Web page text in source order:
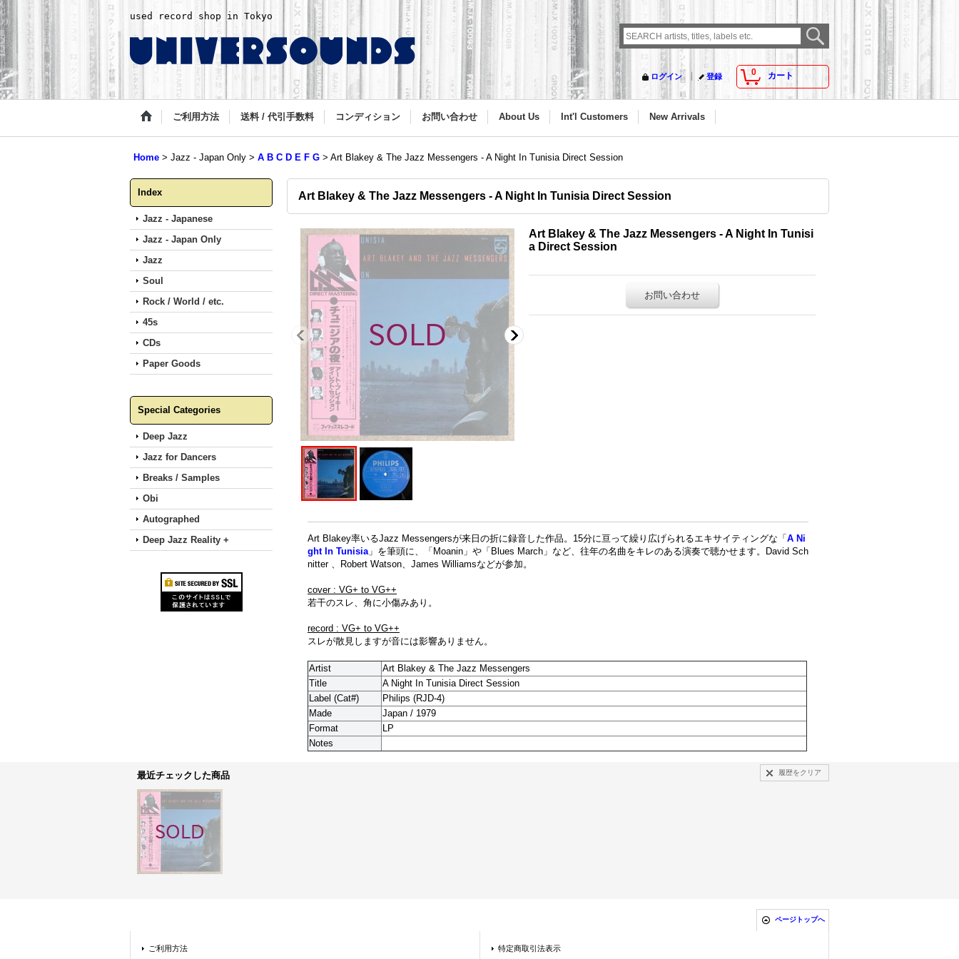
used record shop in Tokyo
0 カート
ログイン 登録
ご利用方法 送料 / 代引手数料 コンディション お問い合わせ About Us Int'l Customers New Arrivals
Home > Jazz - Japan Only > A B C D E F G > Art Blakey & The Jazz Messengers - A Night In Tunisia Direct Session
Index
Jazz - Japanese
Jazz - Japan Only
Jazz
Soul
Rock / World / etc.
45s
CDs
Paper Goods
Special Categories
Deep Jazz
Jazz for Dancers
Breaks / Samples
Obi
Autographed
Deep Jazz Reality +
Art Blakey & The Jazz Messengers - A Night In Tunisia Direct Session
Art Blakey & The Jazz Messengers - A Night In Tunisi
a Direct Session
お問い合わせ
Art Blakey率いるJazz Messengersが来日の折に録音した作品。15分に亘って繰り広げられるエキサイティングな「 A Ni
ght In Tunisia」を筆頭に、「Moanin」や「Blues March」など、往年の名曲をキレのある演奏で聴かせます。David Sch
nitter 、Robert Watson、James Williamsなどが参加。
cover : VG+ to VG++
若干のスレ、角に小傷みあり。
record : VG+ to VG++
スレが散見しますが音には影響ありません。
Artist
Art Blakey & The Jazz Messengers
Title
A Night In Tunisia Direct Session
Label (Cat#)
Philips (RJD-4)
Made
Japan / 1979
Format
LP
Notes
最近チェックした商品 履歴をクリア
ページトップへ
ご利用方法 特定商取引法表示